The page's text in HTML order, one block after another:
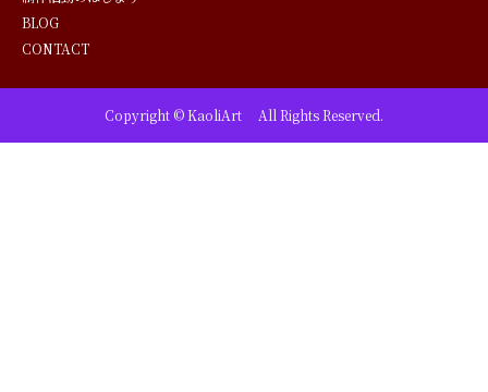
BLOG
CONTACT
Copyright © KaoliArt All Rights Reserved.